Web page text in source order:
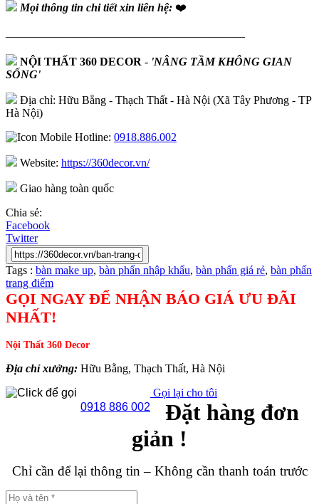
Mọi thông tin chi tiết xin liên hệ: ❤️
—————————————————————
NỘI THẤT 360 DECOR - 'NÂNG TẦM KHÔNG GIAN
SỐNG'
Địa chỉ: Hữu Bằng - Thạch Thất - Hà Nội (Xã Tây Phương - TP
Hà Nội)
Hotline: 0918.886.002
Website: https://360decor.vn/
Giao hàng toàn quốc
Chia sẻ:
Facebook
Twitter
Tags : bàn make up, bàn phấn nhập khẩu, bàn phấn giá rẻ, bàn phấn
trang điểm
GỌI NGAY ĐỂ NHẬN BÁO GIÁ ƯU ĐÃI
NHẤT!
Nội Thất 360 Decor
Địa chỉ xưởng: Hữu Bằng, Thạch Thất, Hà Nội
0918 886 002
Gọi lại cho tôi
Đặt hàng đơn
giản !
Chỉ cần để lại thông tin – Không cần thanh toán trước